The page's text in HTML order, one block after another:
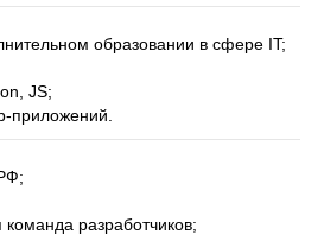
образовании в сфере IT;
JS;
приложений.
команда разработчиков;